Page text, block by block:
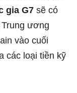
gia G7 sẽ có
ương
vào cuối
các loại tiền kỹ